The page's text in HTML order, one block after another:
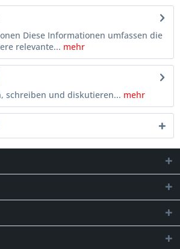
Diese Informationen umfassen die
relevante... mehr
schreiben und diskutieren... mehr